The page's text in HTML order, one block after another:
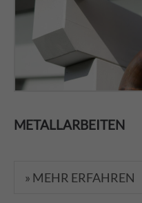
METALLARBEITEN
» MEHR ERFAHREN